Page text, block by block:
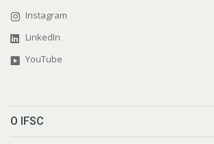
Instagram
LinkedIn
YouTube
O IFSC